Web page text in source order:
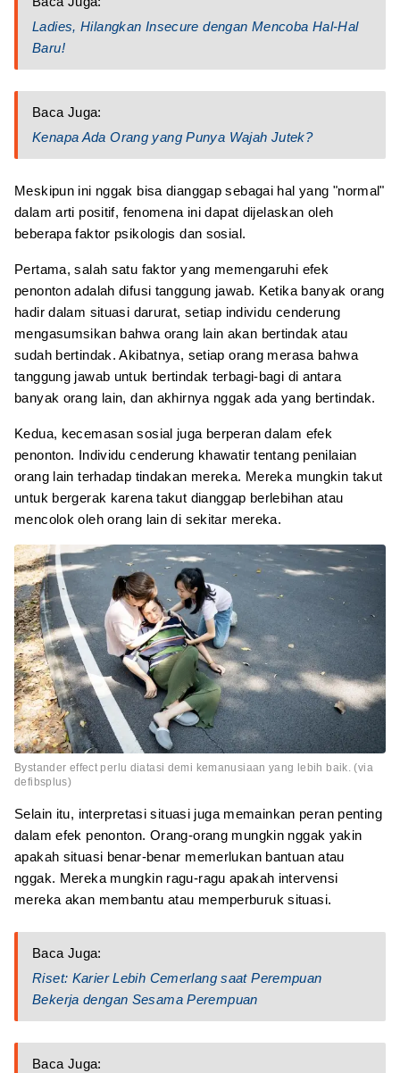
Ladies, Hilangkan Insecure dengan Mencoba Hal-Hal
Baru!
Baca Juga:
Kenapa Ada Orang yang Punya Wajah Jutek?
Meskipun ini nggak bisa dianggap sebagai hal yang "normal"
dalam arti positif, fenomena ini dapat dijelaskan oleh
beberapa faktor psikologis dan sosial.
Pertama, salah satu faktor yang memengaruhi efek
penonton adalah difusi tanggung jawab. Ketika banyak orang
hadir dalam situasi darurat, setiap individu cenderung
mengasumsikan bahwa orang lain akan bertindak atau
sudah bertindak. Akibatnya, setiap orang merasa bahwa
tanggung jawab untuk bertindak terbagi-bagi di antara
banyak orang lain, dan akhirnya nggak ada yang bertindak.
Kedua, kecemasan sosial juga berperan dalam efek
penonton. Individu cenderung khawatir tentang penilaian
orang lain terhadap tindakan mereka. Mereka mungkin takut
untuk bergerak karena takut dianggap berlebihan atau
mencolok oleh orang lain di sekitar mereka.
Bystander effect perlu diatasi demi kemanusiaan yang lebih baik. (via
defibsplus)
Selain itu, interpretasi situasi juga memainkan peran penting
dalam efek penonton. Orang-orang mungkin nggak yakin
apakah situasi benar-benar memerlukan bantuan atau
nggak. Mereka mungkin ragu-ragu apakah intervensi
mereka akan membantu atau memperburuk situasi.
Baca Juga:
Riset: Karier Lebih Cemerlang saat Perempuan
Bekerja dengan Sesama Perempuan
Baca Juga: